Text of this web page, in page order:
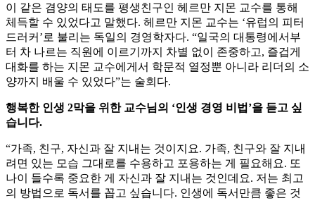
이 같은 겸양의 태도를 평생친구인 헤르만 지몬 교수를 통해
체득할 수 있었다고 말했다. 헤르만 지몬 교수는 ‘유럽의 피터
드러커’로 불리는 독일의 경영학자다. “일국의 대통령에서부
터 차 나르는 직원에 이르기까지 차별 없이 존중하고, 즐겁게
대화를 하는 지몬 교수에게서 학문적 열정뿐 아니라 리더의 소
양까지 배울 수 있었다”는 술회다.
행복한 인생 2막을 위한 교수님의 ‘인생 경영 비법’을 듣고 싶
습니다.
“가족, 친구, 자신과 잘 지내는 것이지요. 가족, 친구와 잘 지내
려면 있는 모습 그대로를 수용하고 포용하는 게 필요해요. 또
나이 들수록 중요한 게 자신과 잘 지내는 것인데요. 저는 최고
의 방법으로 독서를 꼽고 싶습니다. 인생에 독서만큼 좋은 것